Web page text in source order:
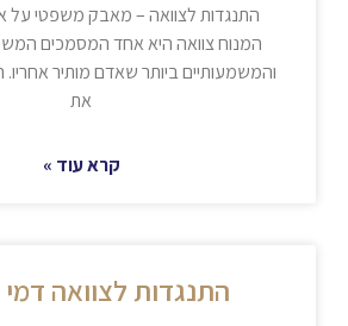
התנגדות לצוואה – מאבק משפטי על
המנוח צוואה היא אחד המסמכים
והמשמעותיים ביותר שאדם מותיר
את
קרא עוד »
התנגדות לצוואה